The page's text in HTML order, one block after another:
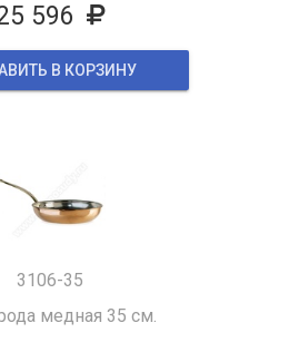
596
В КОРЗИНУ
3106-35
медная 35 см.